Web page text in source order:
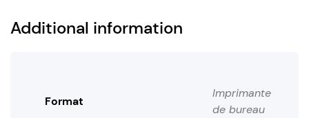
Additional information
Format
Imprimante
de bureau